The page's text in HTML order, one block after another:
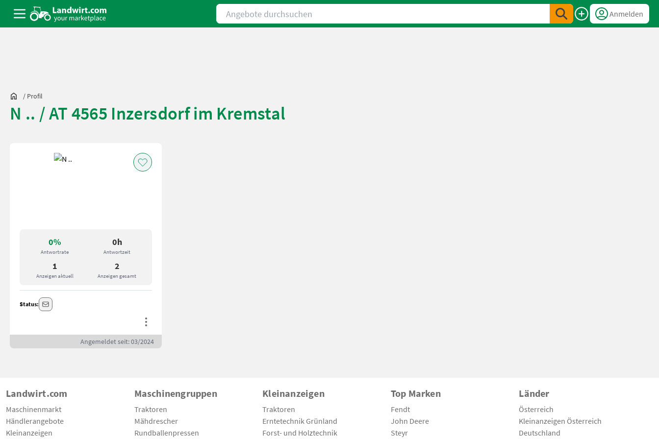
Angebote durchsuchen
Anmelden
/ Profil
N .. / AT 4565 Inzersdorf im Kremstal
0%
Antwortrate
0h
Antwortzeit
1
Anzeigen aktuell
2
Anzeigen gesamt
Status:
Angemeldet seit: 03/2024
Landwirt.com
Maschinenmarkt
Händlerangebote
Kleinanzeigen
Maschinengruppen
Traktoren
Mähdrescher
Rundballenpressen
Kleinanzeigen
Traktoren
Erntetechnik Grünland
Forst- und Holztechnik
Top Marken
Fendt
John Deere
Steyr
Länder
Österreich
Kleinanzeigen Österreich
Deutschland